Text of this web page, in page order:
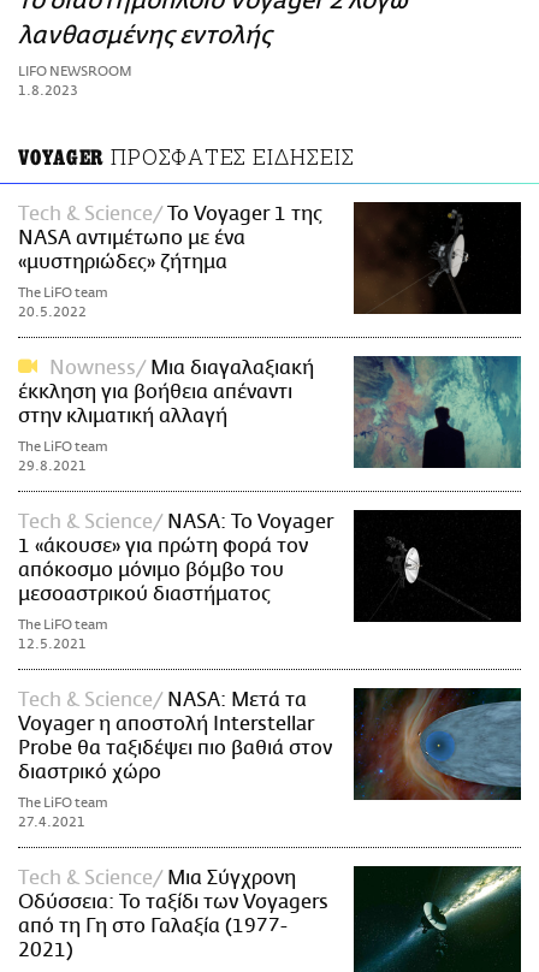
ΑΜΠΑ
PRINT
λανθασμένης εντολής
LIFO NEWSROOM
1.8.2023
VOYAGER ΠΡΟΣΦΑΤΕΣ ΕΙΔΗΣΕΙΣ
Τech & Science
Το Voyager 1 της
NASA αντιμέτωπο με ένα
«μυστηριώδες» ζήτημα
The LiFO team
20.5.2022
Nowness
Μια διαγαλαξιακή
έκκληση για βοήθεια απέναντι
στην κλιματική αλλαγή
The LiFO team
29.8.2021
Τech & Science
NASA: Το Voyager
1 «άκουσε» για πρώτη φορά τον
απόκοσμο μόνιμο βόμβο του
μεσοαστρικού διαστήματος
The LiFO team
12.5.2021
Τech & Science
NASA: Μετά τα
Voyager η αποστολή Interstellar
Probe θα ταξιδέψει πιο βαθιά στον
διαστρικό χώρο
The LiFO team
27.4.2021
Τech & Science
Μια Σύγχρονη
Οδύσσεια: Το ταξίδι των Voyagers
από τη Γη στο Γαλαξία (1977-
2021)